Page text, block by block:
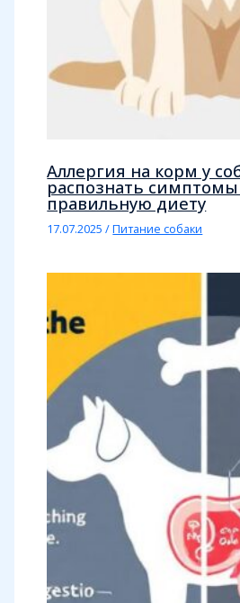
Аллергия на корм у
распознать
правильную диету
17.07.2025/Питание собаки